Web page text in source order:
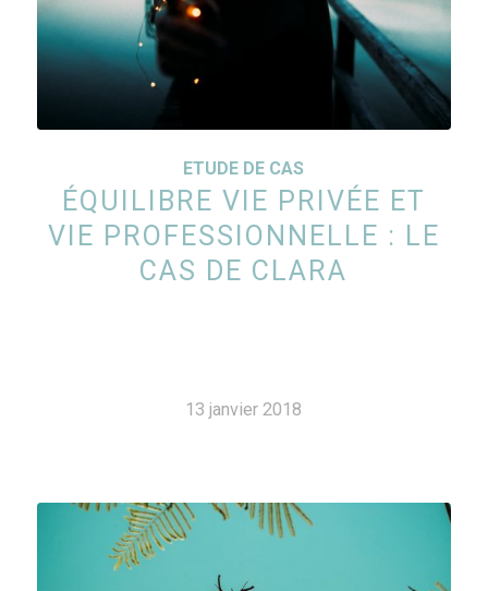
ETUDE DE CAS
ÉQUILIBRE VIE PRIVÉE ET
VIE PROFESSIONNELLE : LE
CAS DE CLARA
13 janvier 2018